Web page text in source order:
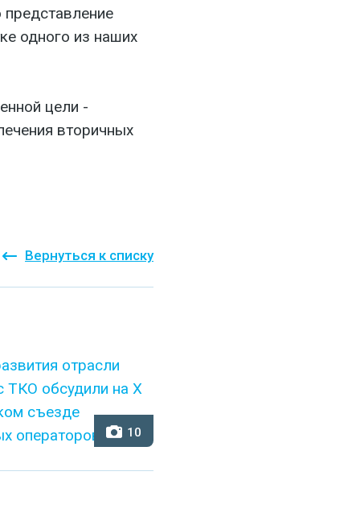
одного из наших
цели -
вторичных
Вернуться к списку
10